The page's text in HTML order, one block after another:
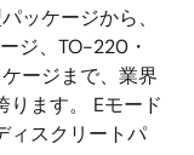
ッケージから、
ジ、TO-220・
ージまで、業界
ります。 Eモード
ィスクリートパ